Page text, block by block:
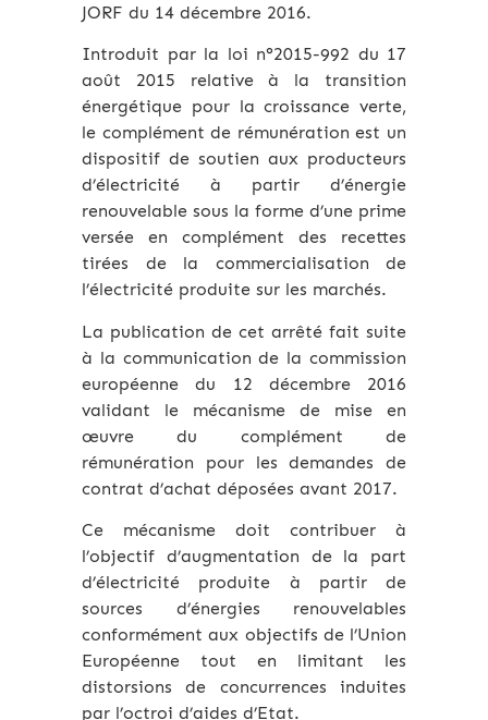
JORF du 14 décembre 2016.
Introduit par la loi n°2015-992 du 17
août 2015 relative à la transition
énergétique pour la croissance verte,
le complément de rémunération est un
dispositif de soutien aux producteurs
d’électricité à partir d’énergie
renouvelable sous la forme d’une prime
versée en complément des recettes
tirées de la commercialisation de
l’électricité produite sur les marchés.
La publication de cet arrêté fait suite
à la communication de la commission
européenne du 12 décembre 2016
validant le mécanisme de mise en
œuvre du complément de
rémunération pour les demandes de
contrat d’achat déposées avant 2017.
Ce mécanisme doit contribuer à
l’objectif d’augmentation de la part
d’électricité produite à partir de
sources d’énergies renouvelables
conformément aux objectifs de l’Union
Européenne tout en limitant les
distorsions de concurrences induites
par l’octroi d’aides d’Etat.